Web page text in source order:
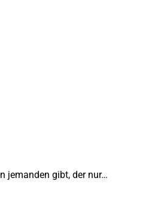
jemanden gibt, der nur…